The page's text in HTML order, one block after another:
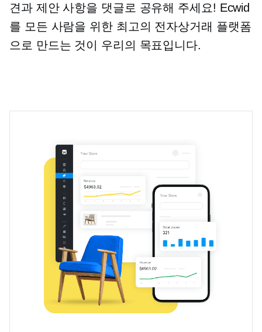
견과 제안 사항을 댓글로 공유해 주세요! Ecwid
를 모든 사람을 위한 최고의 전자상거래 플랫폼
으로 만드는 것이 우리의 목표입니다.